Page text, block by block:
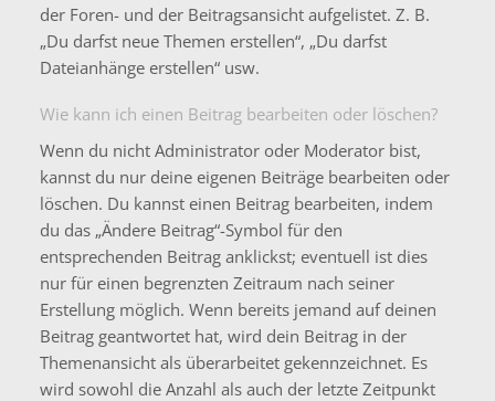
der Foren- und der Beitragsansicht aufgelistet. Z. B.
„Du darfst neue Themen erstellen“, „Du darfst
Dateianhänge erstellen“ usw.
Wie kann ich einen Beitrag bearbeiten oder löschen?
Wenn du nicht Administrator oder Moderator bist,
kannst du nur deine eigenen Beiträge bearbeiten oder
löschen. Du kannst einen Beitrag bearbeiten, indem
du das „Ändere Beitrag“-Symbol für den
entsprechenden Beitrag anklickst; eventuell ist dies
nur für einen begrenzten Zeitraum nach seiner
Erstellung möglich. Wenn bereits jemand auf deinen
Beitrag geantwortet hat, wird dein Beitrag in der
Themenansicht als überarbeitet gekennzeichnet. Es
wird sowohl die Anzahl als auch der letzte Zeitpunkt